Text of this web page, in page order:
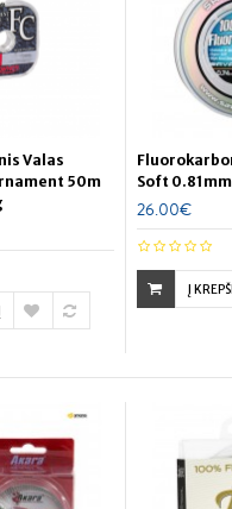
Valas
50m
Soft
26.00€
Į